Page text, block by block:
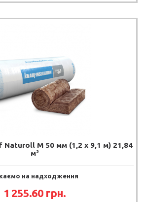
Naturoll M 50 мм (1,2 х 9,1 м) 21,84
м²
на надходження
1 255.60 грн.